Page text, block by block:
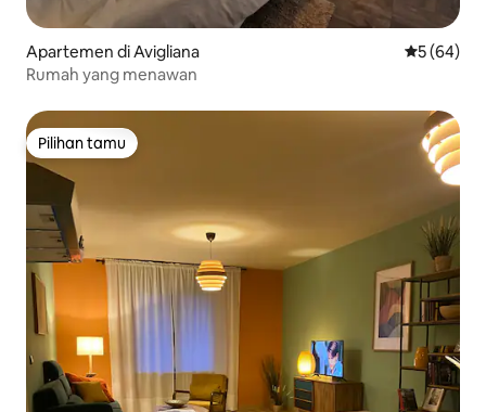
Apartemen di Avigliana Nilai rata-
5 (64)
Rumah yang menawan
Pilihan tamu
Pilihan tamu